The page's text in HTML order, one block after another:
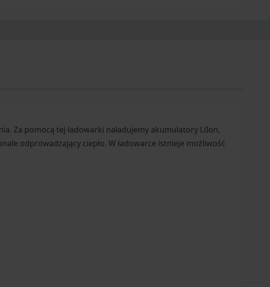
Za pomocą tej ładowarki naładujemy akumulatory LiIon,
odprowadzający ciepło. W ładowarce istnieje możliwość